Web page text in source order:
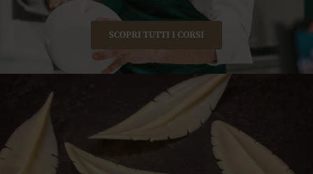
SCOPRI TUTTI I CORSI